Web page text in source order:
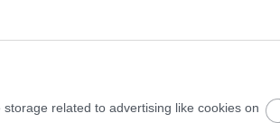
related to advertising like cookies on
Finlandia